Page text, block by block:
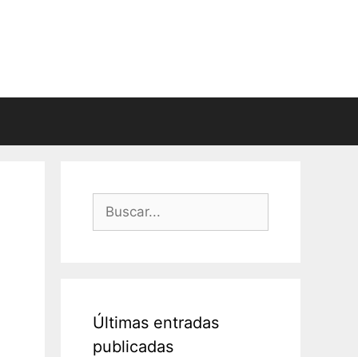
Buscar:
Últimas entradas
publicadas